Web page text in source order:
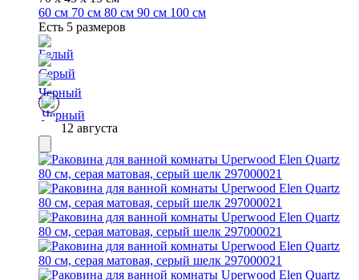
60 см 70 см 80 см 90 см 100 см
Есть 5 размеров
12 августа